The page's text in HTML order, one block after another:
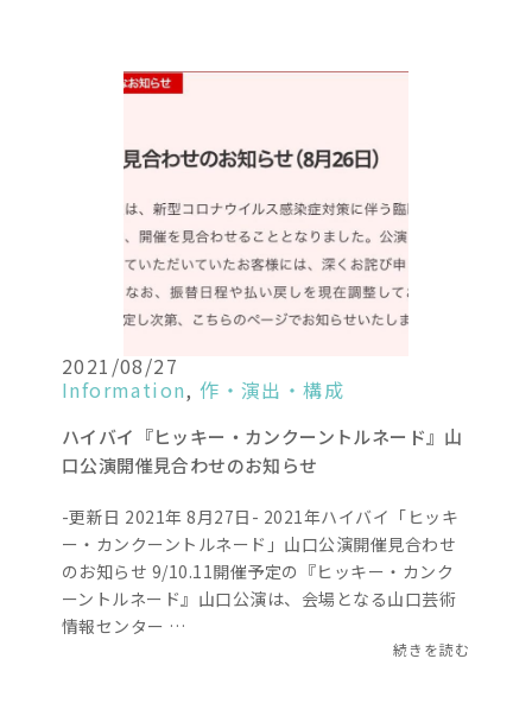
2021/08/27
Information,作・演出・構成
ハイバイ『ヒッキー・カンクーントルネード』山
口公演開催見合わせのお知らせ
-更新日 2021年 8月27日- 2021年ハイバイ「ヒッキ
ー・カンクーントルネード」山口公演開催見合わせ
のお知らせ 9/10.11開催予定の『ヒッキー・カンク
ーントルネード』山口公演は、会場となる山口芸術
情報センター …
続きを読む